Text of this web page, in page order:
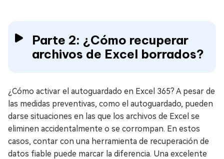
Parte 2: ¿Cómo recuperar
archivos de Excel borrados?
¿Cómo activar el autoguardado en Excel 365? A pesar de
las medidas preventivas, como el autoguardado, pueden
darse situaciones en las que los archivos de Excel se
eliminen accidentalmente o se corrompan. En estos
casos, contar con una herramienta de recuperación de
datos fiable puede marcar la diferencia. Una excelente